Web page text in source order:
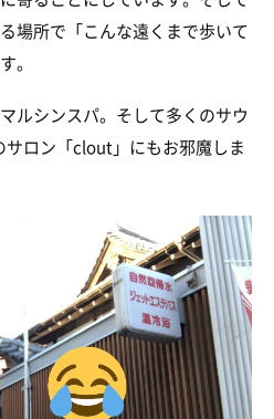
場所で「こんな遠くまで歩いて
。
ルシンスパ。そして多くのサウ
サロン「clout」にもお邪魔しま